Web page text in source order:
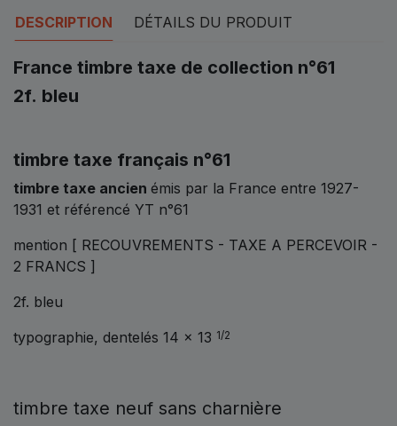
DESCRIPTION DÉTAILS DU PRODUIT
France timbre taxe de collection n°61
2f. bleu
timbre taxe français n°61
timbre taxe ancien émis par la France entre 1927-
1931 et référencé YT n°61
mention [ RECOUVREMENTS - TAXE A PERCEVOIR -
2 FRANCS ]
2f. bleu
typographie, dentelés 14 x 13 1/2
timbre taxe neuf sans charnière